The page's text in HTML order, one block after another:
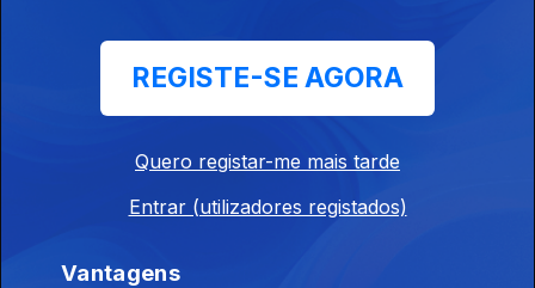
Cansaço
REGISTE-SE AGORA
Quero registar-me mais tarde
Entrar (utilizadores registados)
Vantagens